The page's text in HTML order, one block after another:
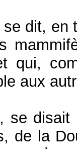
se dit, en
qui,
aux
, se disait
de la